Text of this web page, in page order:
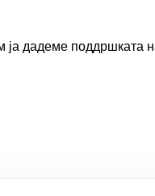
ја дадеме поддршката